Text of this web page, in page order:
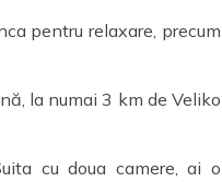
pentru relaxare, precum
la numai 3 km de Veliko
cu doua camere, ai o